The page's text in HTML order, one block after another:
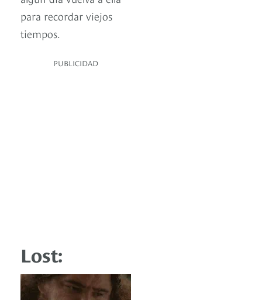
para recordar viejos
tiempos.
PUBLICIDAD
Lost: